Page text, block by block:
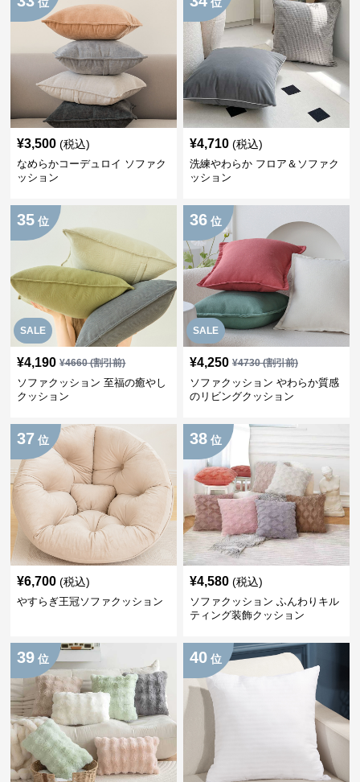
¥3,500 (税込)
なめらかコーデュロイ ソファク
ッション
¥4,710 (税込)
洗練やわらか フロア＆ソファク
ッション
SALE
35 位
¥4,190 ¥4660(割引前)
ソファクッション 至福の癒やし
クッション
SALE
36 位
¥4,250 ¥4730(割引前)
ソファクッション やわらか質感
のリビングクッション
37 位
¥6,700 (税込)
やすらぎ王冠ソファクッション
38 位
¥4,580 (税込)
ソファクッション ふんわりキル
ティング装飾クッション
39 位 40 位